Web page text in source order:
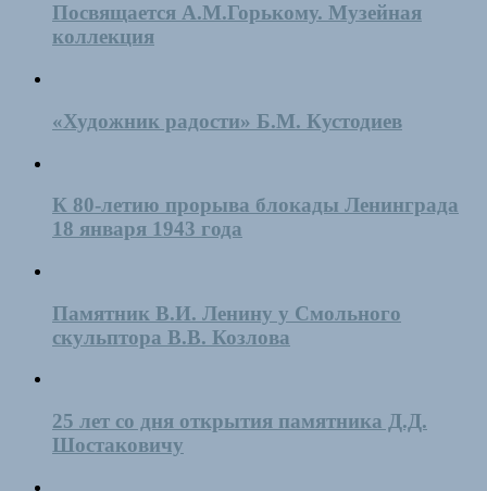
Посвящается А.М.Горькому. Музейная
коллекция
«Художник радости» Б.М. Кустодиев
К 80-летию прорыва блокады Ленинграда
18 января 1943 года
Памятник В.И. Ленину у Смольного
скульптора В.В. Козлова
25 лет со дня открытия памятника Д.Д.
Шостаковичу